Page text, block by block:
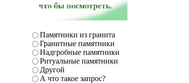
Памятники из гранита
Гранитные памятники
Надгробные памятники
Ритуальные памятники
Другой
А что такое запрос?